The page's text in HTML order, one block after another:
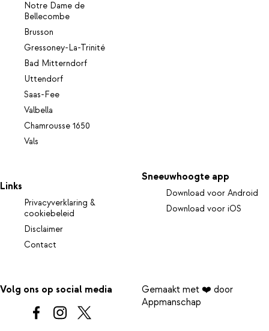
Notre Dame de
Bellecombe
Brusson
Gressoney-La-Trinité
Bad Mitterndorf
Uttendorf
Saas-Fee
Valbella
Chamrousse 1650
Vals
Links
Privacyverklaring &
cookiebeleid
Disclaimer
Contact
Sneeuwhoogte app
Download voor Android
Download voor iOS
Volg ons op social media
Gemaakt met ❤️ door
Appmanschap